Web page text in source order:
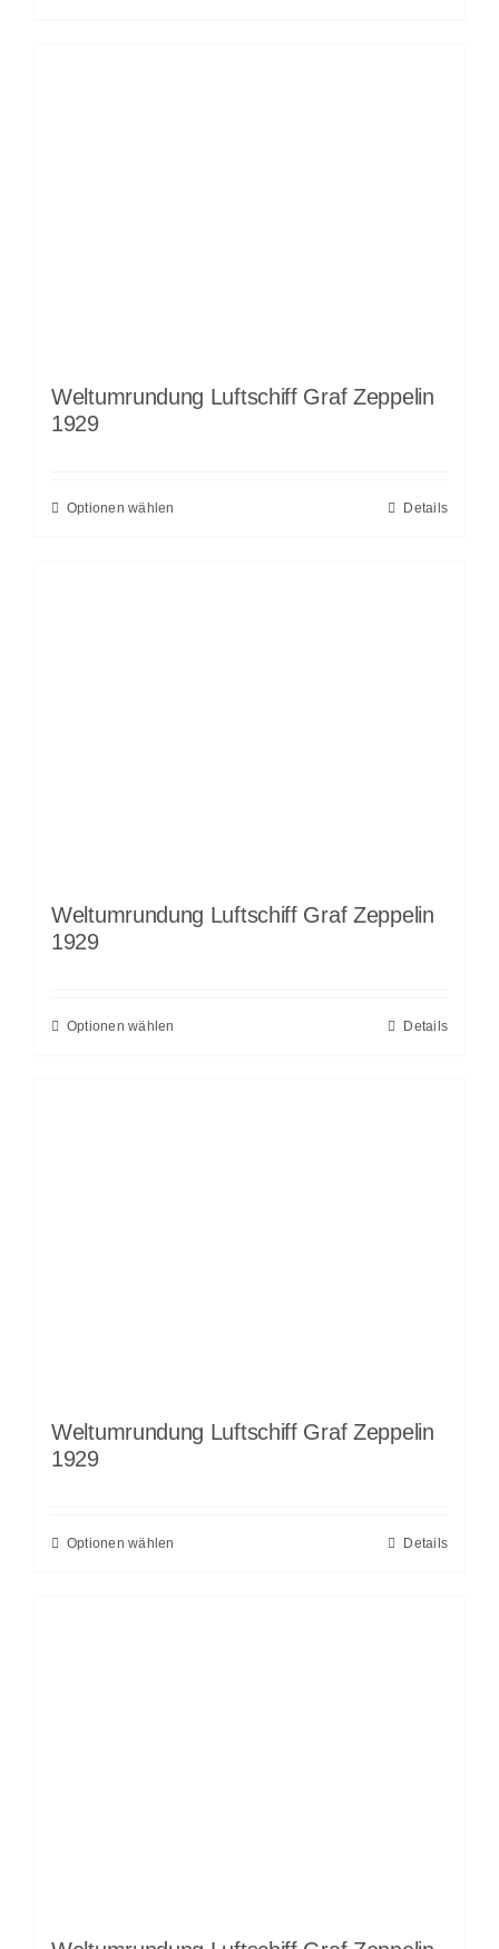
Weltumrundung Luftschiff Graf Zeppelin
1929
Optionen wählen Details
Weltumrundung Luftschiff Graf Zeppelin
1929
Optionen wählen Details
Weltumrundung Luftschiff Graf Zeppelin
1929
Optionen wählen Details